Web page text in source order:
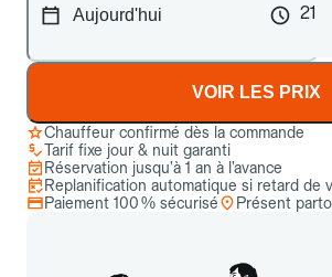
21
VOIR LES PRIX
Chauffeur confirmé dès la commande
Tarif fixe jour & nuit garanti
Réservation jusqu’à 1 an à l’avance
Replanification automatique si retard de
Paiement 100 % sécurisé
Présent